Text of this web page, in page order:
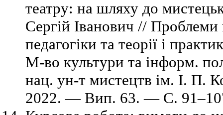
театру: на шляху до
Сергій Іванович // Проблеми
педагогіки та теорії і
М-во культури та інформ.
нац. ун-т мистецтв ім. І. П.
2022. — Вип. 63. — С.